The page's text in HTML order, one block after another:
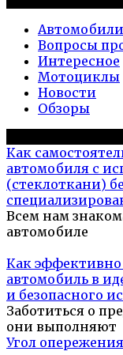
Автомобили
Вопросы
Интересное
Мотоциклы
Новости
Обзоры
Как
автомобиля с
(стеклоткани)
Всем нам
автомобиле
Как
автомобиль в
и безопасного
Заботиться о
они выполняют
Угол